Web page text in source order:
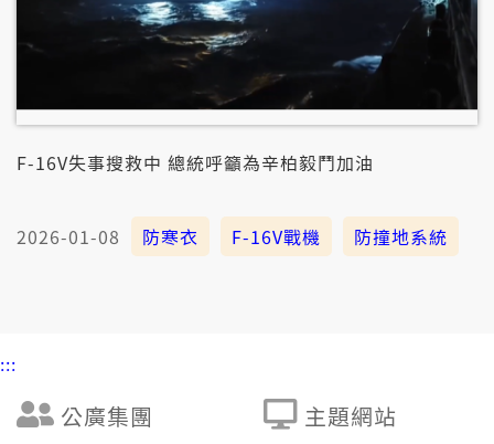
F-16V失事搜救中 總統呼籲為辛柏毅鬥加油
2026-01-08 防寒衣 F-16V戰機 防撞地系統
:::
公廣集團 主題網站